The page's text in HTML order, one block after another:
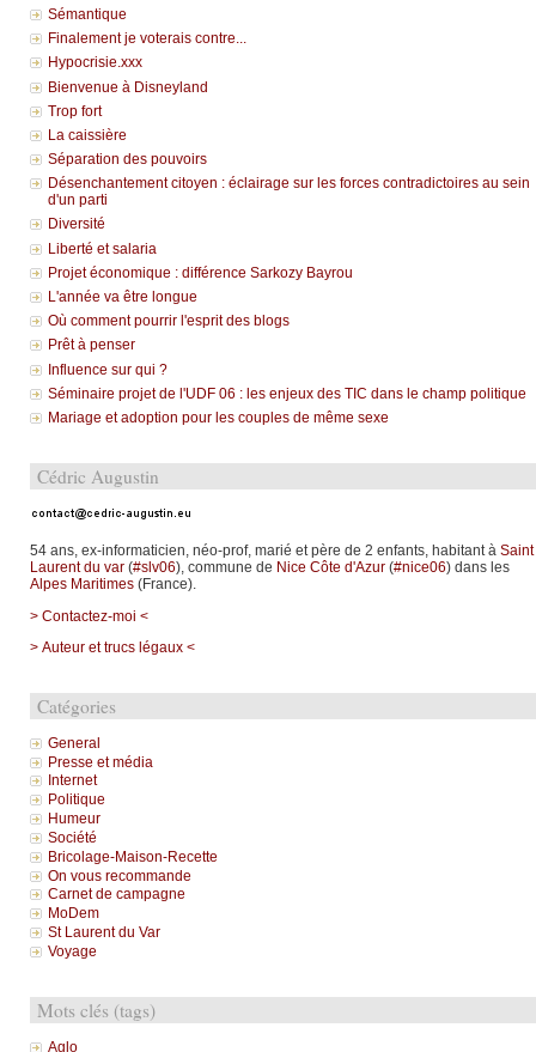
Sémantique
Finalement je voterais contre...
Hypocrisie.xxx
Bienvenue à Disneyland
Trop fort
La caissière
Séparation des pouvoirs
Désenchantement citoyen : éclairage sur les forces contradictoires au sein
d'un parti
Diversité
Liberté et salaria
Projet économique : différence Sarkozy Bayrou
L'année va être longue
Où comment pourrir l'esprit des blogs
Prêt à penser
Influence sur qui ?
Séminaire projet de l'UDF 06 : les enjeux des TIC dans le champ politique
Mariage et adoption pour les couples de même sexe
Cédric Augustin
54 ans, ex-informaticien, néo-prof, marié et père de 2 enfants, habitant à Saint
Laurent du var(#slv06), commune de Nice Côte d'Azur(#nice06) dans les
Alpes Maritimes(France).
> Contactez-moi <
> Auteur et trucs légaux <
Catégories
General
Presse et média
Internet
Politique
Humeur
Société
Bricolage-Maison-Recette
On vous recommande
Carnet de campagne
MoDem
St Laurent du Var
Voyage
Mots clés (tags)
Aglo